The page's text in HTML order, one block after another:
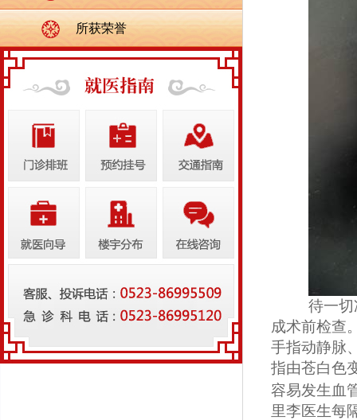
待一
成术前检查
手指动静脉
指由苍白色
容易发生血
里李医生每
所获荣誉